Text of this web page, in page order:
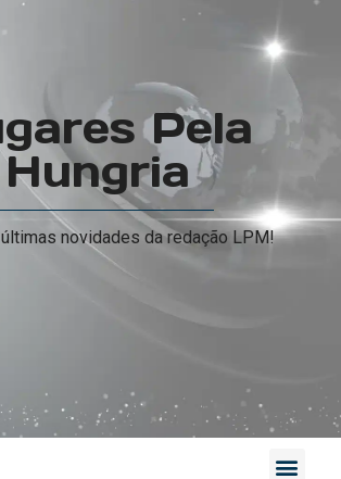
Pela
Hungria
novidades da redação LPM!